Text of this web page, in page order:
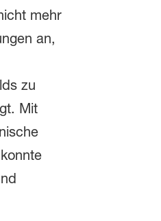
mehr
an,
zu
Mit